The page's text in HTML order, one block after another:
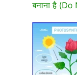
बनाना है